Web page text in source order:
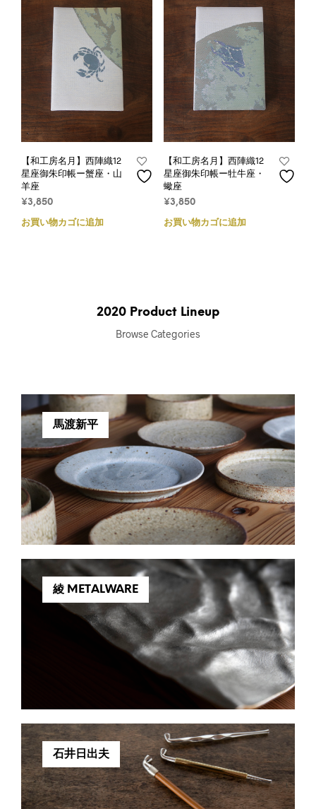
【和工房名月】西陣織12
星座御朱印帳ー蟹座・山
羊座
¥3,850
お買い物カゴに追加
【和工房名月】西陣織12
星座御朱印帳ー牡牛座・
蠍座
¥3,850
お買い物カゴに追加
2020 Product Lineup
Browse Categories
馬渡新平
綾 METALWARE
石井日出夫